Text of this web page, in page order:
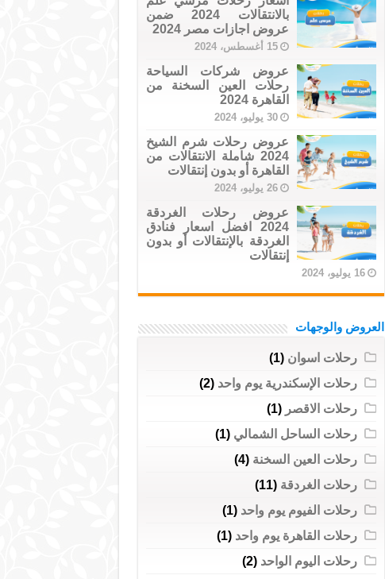
بالانتقالات 2024 ضمن
عروض اجازات مصر 2024
15 أغسطس، 2024
عروض شركات السياحة
رحلات العين السخنة من
القاهرة 2024
30 يوليو، 2024
عروض رحلات شرم الشيخ
2024 شاملة الانتقالات من
القاهرة أو بدون إنتقالات
26 يوليو، 2024
عروض رحلات الغردقة
2024 افضل اسعار فنادق
الغردقة بالإنتقالات أو بدون
إنتقالات
16 يوليو، 2024
العروض والوجهات
رحلات اسوان (1)
رحلات الإسكندرية يوم واحد (2)
رحلات الاقصر (1)
رحلات الساحل الشمالي (1)
رحلات العين السخنة (4)
رحلات الغردقة (11)
رحلات الفيوم يوم واحد (1)
رحلات القاهرة يوم واحد (1)
رحلات اليوم الواحد (2)